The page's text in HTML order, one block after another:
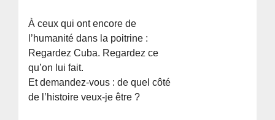
À ceux qui ont encore de
l’humanité dans la poitrine :
Regardez Cuba. Regardez ce
qu’on lui fait.
Et demandez-vous : de quel côté
de l’histoire veux-je être ?